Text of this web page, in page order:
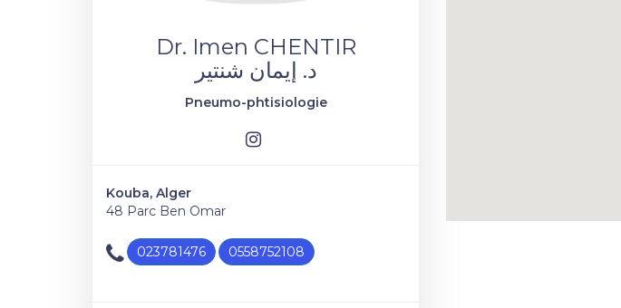
Dr. Imen CHENTIR
د. إيمان شنتير
Pneumo-phtisiologie
Kouba, Alger
48 Parc Ben Omar
023781476 0558752108